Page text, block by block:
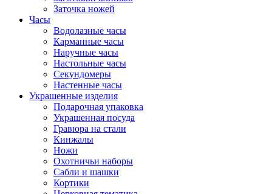
Заточка ножей
Часы
Водолазные часы
Карманные часы
Наручные часы
Настольные часы
Секундомеры
Настенные часы
Украшенные изделия
Подарочная упаковка
Украшенная посуда
Гравюра на стали
Кинжалы
Ножи
Охотничьи наборы
Сабли и шашки
Кортики